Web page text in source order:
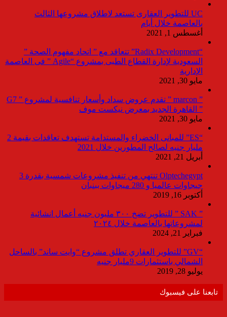
UC للتطوير العقارى تستعد لاطلاق مشروعها الثالث
بالعاصمة خلال أيام
أغسطس 1, 2021
“Radix Development” تتعاقد مع ” اتحاد مفهوم الصحة ”
السعودية لإدارة القطاع الطبى بمشروع “Agile ” فى العاصمة
الإدارية
مايو 30, 2021
” marcon ” تقدم عروض سداد وأسعار تنافسية لمشروع ” G7
” القاهرة الجديد بمعرض نيكست موف
مايو 30, 2021
“ES” للمبانى الخضراء والمستدامة تستهدف تعاقدات بقيمة 2
مليار جنيه لصالح المطورين خلال 2021
أبريل 21, 2021
Olptechegypt تنتهي من تنفيذ مشروعات شمسية بقدرة 3
جيجاوات عالميا و 280 ميجاوات ببنبان
أكتوبر 16, 2019
” SAK ” للتطوير تضخ ٣٠٠ مليون جنيه أعمال انشائية
لمشروعاتها بالعاصمة خلال ٢٠٢٤
فبراير 21, 2024
“GV” للتطوير العقاري تطلق مشروع “وايت ساند” بالساحل
الشمالي باستثمارات 9مليار جنيه
يوليو 28, 2019
تابعنا على فيسبوك